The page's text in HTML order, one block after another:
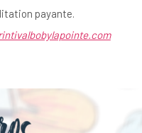
payante.